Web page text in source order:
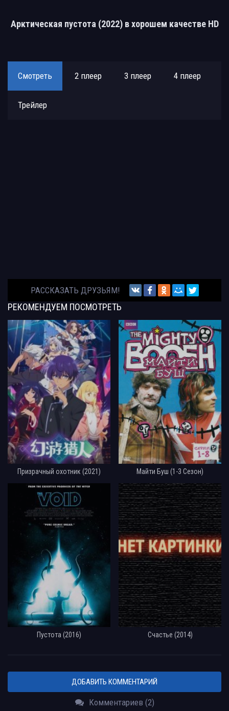
Арктическая пустота (2022) в хорошем качестве HD
Смотреть 2 плеер 3 плеер 4 плеер
Трейлер
РАССКАЗАТЬ ДРУЗЬЯМ!
РЕКОМЕНДУЕМ ПОСМОТРЕТЬ
Призрачный охотник (2021) Майти Буш (1-3 Сезон)
Пустота (2016) Счастье (2014)
ДОБАВИТЬ КОММЕНТАРИЙ
Комментариев (2)